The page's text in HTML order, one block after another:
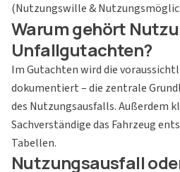
(Nutzungswille &
Warum gehört
Unfallgutachten?
Im Gutachten wird die
dokumentiert – die zentrale
des Nutzungsausfalls. Außerdem
Sachverständige das Fahrzeug
Tabellen.
Nutzungsausfall